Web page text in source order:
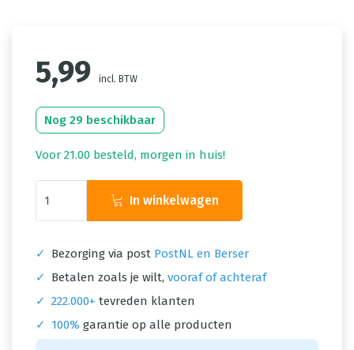
5,99 incl. BTW
Nog 29 beschikbaar
Voor 21.00 besteld, morgen in huis!
In winkelwagen
✓ Bezorging via post PostNL en Berser
✓
Betalen zoals je wilt, vooraf of achteraf
✓ 222.000+ tevreden klanten
✓
100% garantie op alle producten